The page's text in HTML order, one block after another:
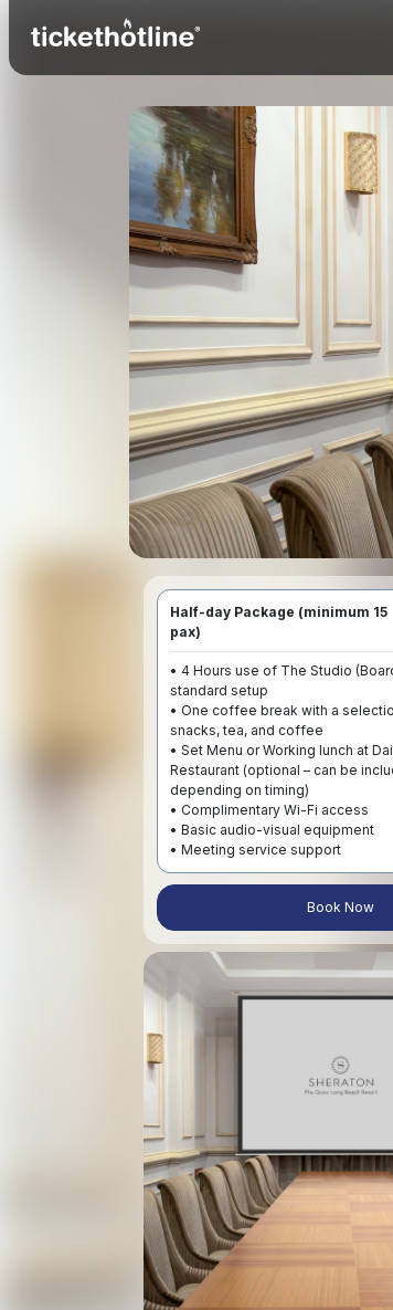
Half-day Package (minimum 15
pax)
• 4 Hours use of The Studio
standard setup
• One coffee break with a
snacks, tea, and coffee
• Set Menu or Working lunch at
Restaurant (optional – can be
depending on timing)
• Complimentary Wi-Fi access
• Basic audio-visual equipment
• Meeting service support
Book Now